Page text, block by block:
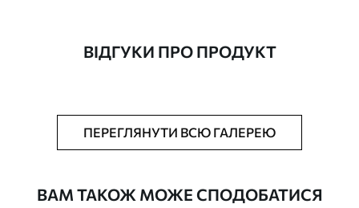
Додатково Можна додати лакове покриття.
ВІДГУКИ ПРО ПРОДУКТ
ПЕРЕГЛЯНУТИ ВСЮ ГАЛЕРЕЮ
ВАМ ТАКОЖ МОЖЕ СПОДОБАТИСЯ